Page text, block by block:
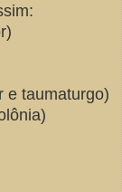
e taumaturgo)